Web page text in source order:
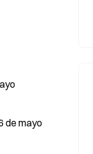
de mayo